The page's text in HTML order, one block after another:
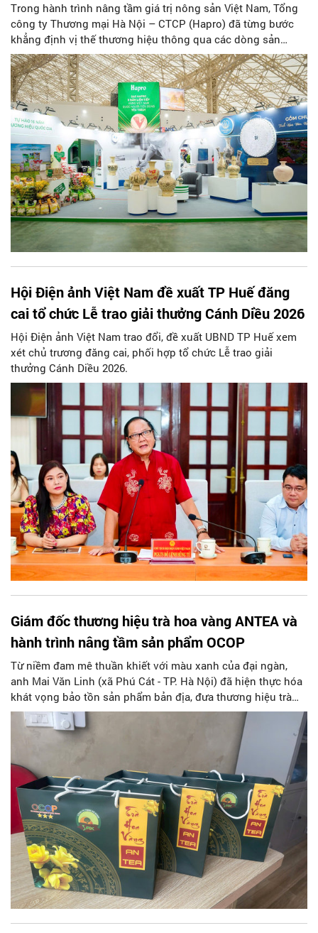
Trong hành trình nâng tầm giá trị nông sản Việt Nam, Tổng
công ty Thương mại Hà Nội – CTCP (Hapro) đã từng bước
khẳng định vị thế thương hiệu thông qua các dòng sản
phẩm gạo chất lượng cao mang thương hiệu Hapro Đồng
Tháp. Không chỉ được người tiêu dùng trong nước tin tưởng
lựa chọn, gạo Hapro còn đang từng bước chinh phục nhiều
thị trường quốc tế, góp phần quảng bá hình ảnh hạt gạo Việt
trên bản đồ thế giới.
Hội Điện ảnh Việt Nam đề xuất TP Huế đăng
cai tổ chức Lễ trao giải thưởng Cánh Diều 2026
Hội Điện ảnh Việt Nam trao đổi, đề xuất UBND TP Huế xem
xét chủ trương đăng cai, phối hợp tổ chức Lễ trao giải
thưởng Cánh Diều 2026.
Giám đốc thương hiệu trà hoa vàng ANTEA và
hành trình nâng tầm sản phẩm OCOP
Từ niềm đam mê thuần khiết với màu xanh của đại ngàn,
anh Mai Văn Linh (xã Phú Cát - TP. Hà Nội) đã hiện thực hóa
khát vọng bảo tồn sản phẩm bản địa, đưa thương hiệu trà
hoa vàng ANTEA đạt chứng nhận OCOP 3 sao và mở ra triển
vọng vươn tầm quốc tế.